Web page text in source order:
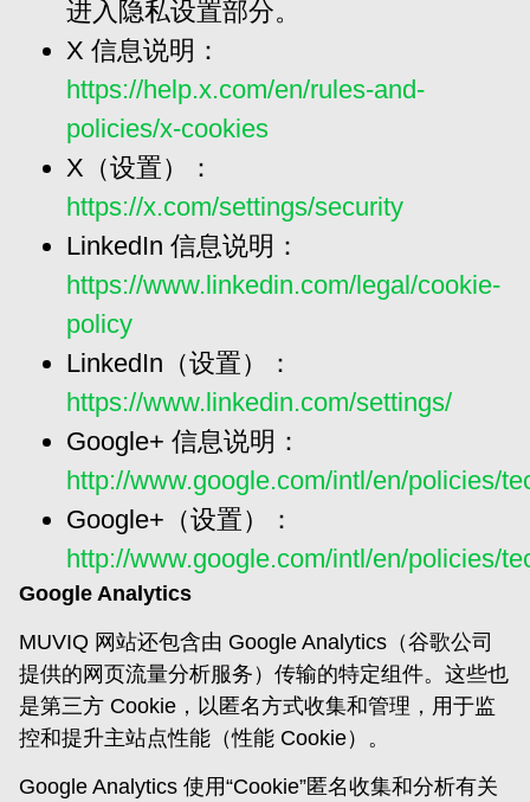
进入隐私设置部分。
X 信息说明：
https://help.x.com/en/rules-and-
policies/x-cookies
X（设置）：
https://x.com/settings/security
LinkedIn 信息说明：
https://www.linkedin.com/legal/cookie-
policy
LinkedIn（设置）：
https://www.linkedin.com/settings/
Google+ 信息说明：
http://www.google.com/intl/en/policies/
Google+（设置）：
http://www.google.com/intl/en/policies/
Google Analytics
MUVIQ 网站还包含由 Google Analytics（谷歌公司
提供的网页流量分析服务）传输的特定组件。这些也
是第三方 Cookie，以匿名方式收集和管理，用于监
控和提升主站点性能（性能 Cookie）。
Google Analytics 使用“Cookie”匿名收集和分析有关